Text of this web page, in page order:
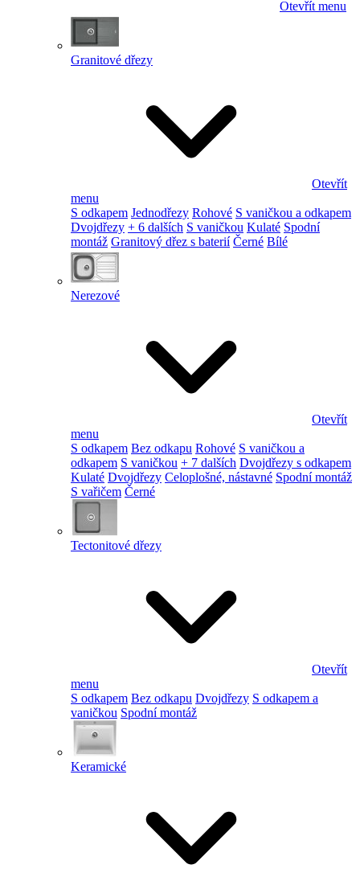
Otevřít menu
Granitové dřezy
Otevřít
menu
S odkapem Jednodřezy Rohové S vaničkou a odkapem
Dvojdřezy + 6 dalších S vaničkou Kulaté Spodní
montáž Granitový dřez s baterií Černé Bílé
Nerezové
Otevřít
menu
S odkapem Bez odkapu Rohové S vaničkou a
odkapem S vaničkou + 7 dalších Dvojdřezy s odkapem
Kulaté Dvojdřezy Celoplošné, nástavné Spodní montáž
S vařičem Černé
Tectonitové dřezy
Otevřít
menu
S odkapem Bez odkapu Dvojdřezy S odkapem a
vaničkou Spodní montáž
Keramické